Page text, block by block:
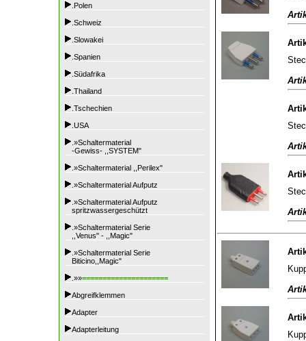
.Polen
.Schweiz
.Slowakei
.Spanien
.Südafrika
.Thailand
.Tschechien
.USA
.»Schaltermaterial
-Gewiss- ,,SYSTEM"
.»Schaltermaterial ,,Perilex"
.»Schaltermaterial Aufputz
.»Schaltermaterial Aufputz
spritzwassergeschützt
.»Schaltermaterial Serie
,,Venus" - ,,Magic"
.»Schaltermaterial Serie
Biticino,,Magic"
.»»=====================
Abgreifklemmen
Adapter
Adapterleitung